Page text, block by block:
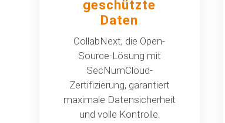
geschützte
Daten
CollabNext, die Open-
Source-Lösung mit
SecNumCloud-
Zertifizierung, garantiert
maximale Datensicherheit
und volle Kontrolle.